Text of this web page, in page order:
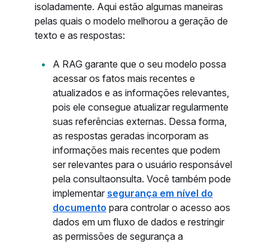
isoladamente. Aqui estão algumas maneiras
pelas quais o modelo melhorou a geração de
texto e as respostas:
A RAG garante que o seu modelo possa
acessar os fatos mais recentes e
atualizados e as informações relevantes,
pois ele consegue atualizar regularmente
suas referências externas. Dessa forma,
as respostas geradas incorporam as
informações mais recentes que podem
ser relevantes para o usuário responsável
pela consultaonsulta. Você também pode
implementar segurança em nível do
documento para controlar o acesso aos
dados em um fluxo de dados e restringir
as permissões de segurança a